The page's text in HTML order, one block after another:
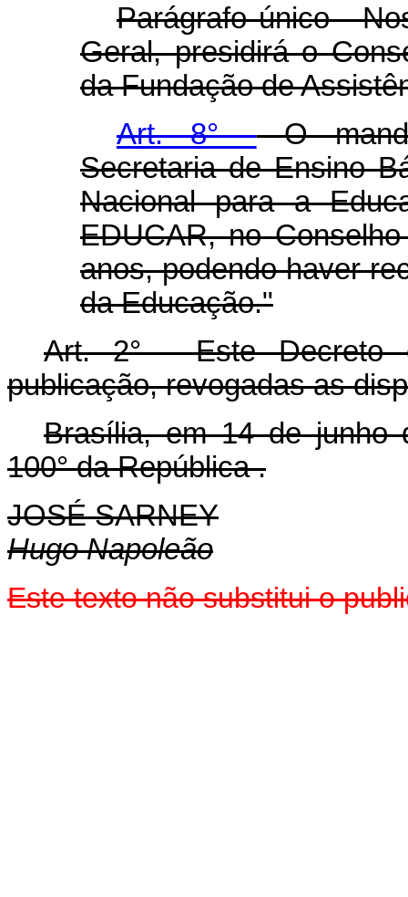
Parágrafo único -
Geral, presidirá o
da Fundação de
Art. 8° -O
Secretaria de Ensino
Nacional para a
EDUCAR, no
anos, podendo haver
da Educação."
Art. 2° - Este Decreto
publicação, revogadas as
Brasília, em 14 de junho
100° da República .
JOSÉ SARNEY
Hugo Napoleão
Este texto não substitui o